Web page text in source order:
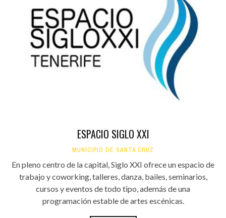
ESPACIO SIGLO XXI
MUNICIPIO DE SANTA CRUZ
En pleno centro de la capital, Siglo XXI ofrece un espacio de
trabajo y coworking, talleres, danza, bailes, seminarios,
cursos y eventos de todo tipo, además de una
programación estable de artes escénicas.